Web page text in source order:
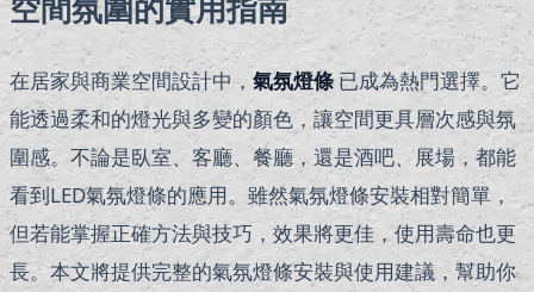
空間氛圍的實用指南
在居家與商業空間設計中， 氣氛燈條已成為熱門選擇。它
能透過柔和的燈光與多變的顏色，讓空間更具層次感與氛
圍感。不論是臥室、客廳、餐廳，還是酒吧、展場，都能
看到LED氣氛燈條的應用。雖然氣氛燈條安裝相對簡單，
但若能掌握正確方法與技巧，效果將更佳，使用壽命也更
長。本文將提供完整的氣氛燈條安裝與使用建議，幫助你